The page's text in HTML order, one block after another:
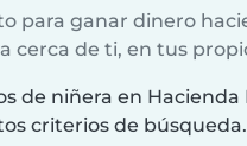
para ganar dinero
cerca de ti, en tus
de niñera en
criterios de búsqueda.